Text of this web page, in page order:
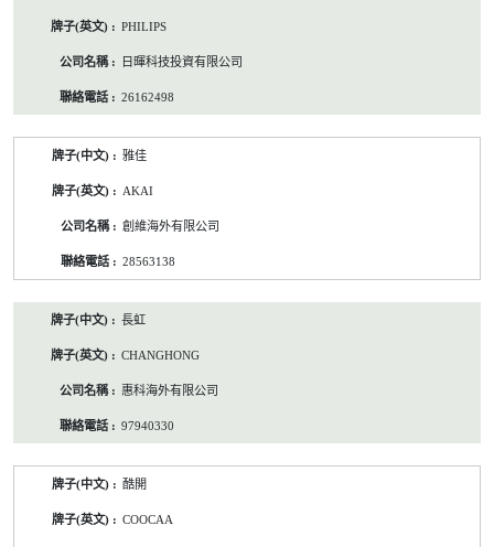
電
PHILIPS
日暉科技投資有限公司
26162498
雅佳
AKAI
創維海外有限公司
28563138
長虹
CHANGHONG
惠科海外有限公司
97940330
酷開
COOCAA